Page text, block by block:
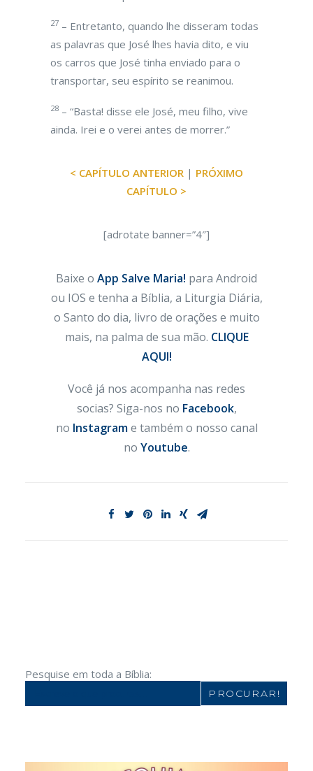
27 – Entretanto, quando lhe disseram todas
as palavras que José lhes havia dito, e viu
os carros que José tinha enviado para o
transportar, seu espírito se reanimou.
28 – “Basta! disse ele José, meu filho, vive
ainda. Irei e o verei antes de morrer.”
< CAPÍTULO ANTERIOR | PRÓXIMO
CAPÍTULO >
[adrotate banner=”4″]
Baixe o App Salve Maria! para Android
ou IOS e tenha a Bíblia, a Liturgia Diária,
o Santo do dia, livro de orações e muito
mais, na palma de sua mão. CLIQUE
AQUI!
Você já nos acompanha nas redes
socias? Siga-nos no Facebook,
no Instagrame também o nosso canal
no Youtube.
Pesquise em toda a Bíblia: